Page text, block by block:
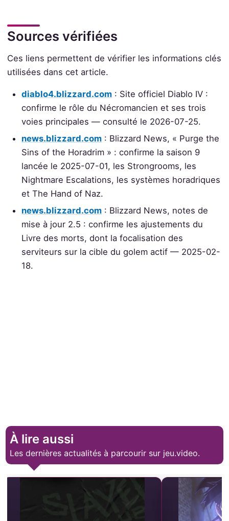
Sources vérifiées
Ces liens permettent de vérifier les informations clés
utilisées dans cet article.
diablo4.blizzard.com : Site officiel Diablo IV :
confirme le rôle du Nécromancien et ses trois
voies principales — consulté le 2026-07-25.
news.blizzard.com : Blizzard News, « Purge the
Sins of the Horadrim » : confirme la saison 9
lancée le 2025-07-01, les Strongrooms, les
Nightmare Escalations, les systèmes horadriques
et The Hand of Naz.
news.blizzard.com : Blizzard News, notes de
mise à jour 2.5 : confirme les ajustements du
Livre des morts, dont la focalisation des
serviteurs sur la cible du golem actif — 2025-02-
18.
À lire aussi
Les dernières actualités à parcourir sur jeu.video.